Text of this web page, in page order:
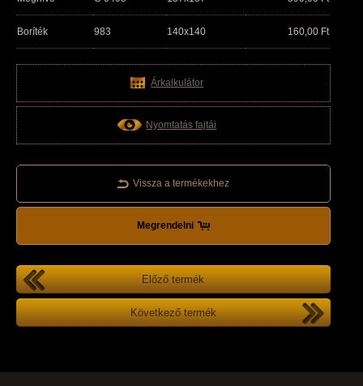
Boríték 983 140x140 160,00 Ft
Árkalkulátor
Nyomtatás fajtái
Vissza a termékekhez
Megrendelni
Előző termék
Következő termék